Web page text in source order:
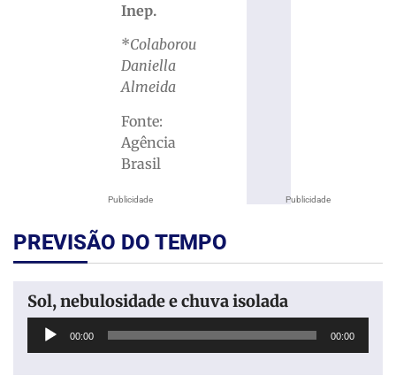
Publicidade
Inep.
*Colaborou
Daniella
Almeida
Fonte:
Agência
Brasil
Publicidade
PREVISÃO DO TEMPO
Sol, nebulosidade e chuva isolada
Tocador
00:00 00:00